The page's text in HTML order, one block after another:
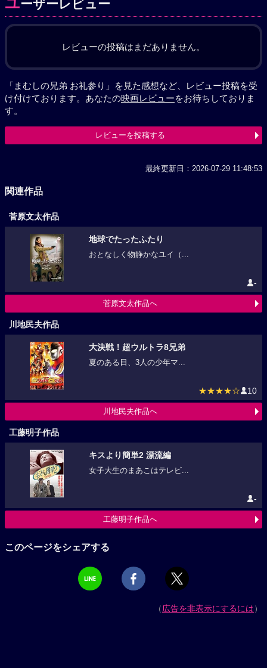
ーザーレビュー
レビューの投稿はまだありません。
「まむしの兄弟 お礼参り」を見た感想など、レビュー投稿を受
け付けております。あなたの映画レビューをお待ちしておりま
す。
レビューを投稿する
最終更新日：2026-07-29 11:48:53
関連作品
菅原文太作品
地球でたったふたり
おとなしく物静かなユイ（...
-
菅原文太作品へ
川地民夫作品
大決戦！超ウルトラ8兄弟
夏のある日、3人の少年マ...
★★★★☆ 10
川地民夫作品へ
工藤明子作品
キスより簡単2 漂流編
女子大生のまあこはテレビ...
-
工藤明子作品へ
このページをシェアする
（広告を非表示にするには）